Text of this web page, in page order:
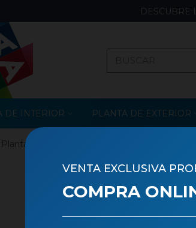
DESCUBRE
DE INTERIOR PLANTA DE EXTERIOR
Planta de Exterior
VENTA EXCLUSIVA
COMPRA